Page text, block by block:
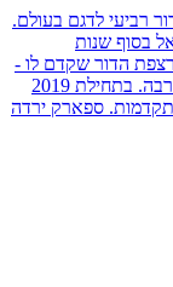
רביעי לדגם בעולם.
בסוף שנות
2016, מבוסס על רצפת הדור שקדם לו -
גם אם מבחינה עיצובית הדור החדש נראה גדול בהרבה. בתחילת 2019
ספארק ירדה